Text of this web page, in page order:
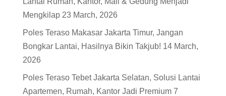
Mengkilap 23 March, 2026
Poles Teraso Makasar Jakarta Timur, Jangan
Bongkar Lantai, Hasilnya Bikin Takjub! 14 March,
2026
Poles Teraso Tebet Jakarta Selatan, Solusi Lantai
Apartemen, Rumah, Kantor Jadi Premium 7